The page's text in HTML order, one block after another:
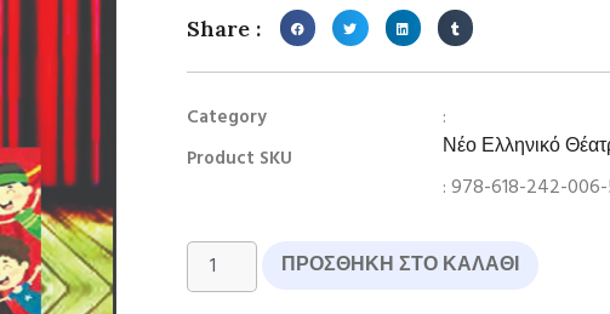
Share :
Category
Product SKU
:
Νέο Ελληνικό
: 978-618-242-
ΠΡΟΣΘΉΚΗ ΣΤΟ ΚΑΛΆΘΙ